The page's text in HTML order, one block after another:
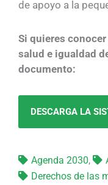
de apoyo a la
Si quieres
salud e igualdad
documento:
DESCARGA LA
Agenda 2030,
Derechos de las